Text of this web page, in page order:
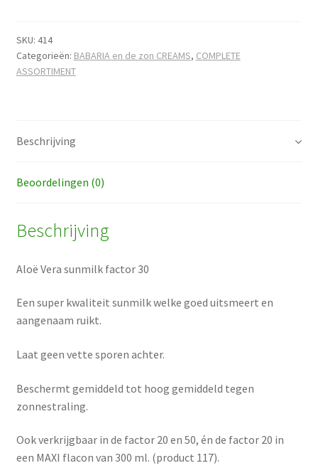
30
hoeveelheid
SKU: 414
Categorieën: BABARIA en de zon CREAMS, COMPLETE
ASSORTIMENT
Beschrijving
Beoordelingen (0)
Beschrijving
Aloë Vera sunmilk factor 30
Een super kwaliteit sunmilk welke goed uitsmeert en
aangenaam ruikt.
Laat geen vette sporen achter.
Beschermt gemiddeld tot hoog gemiddeld tegen
zonnestraling.
Ook verkrijgbaar in de factor 20 en 50, én de factor 20 in
een MAXI flacon van 300 ml. (product 117).